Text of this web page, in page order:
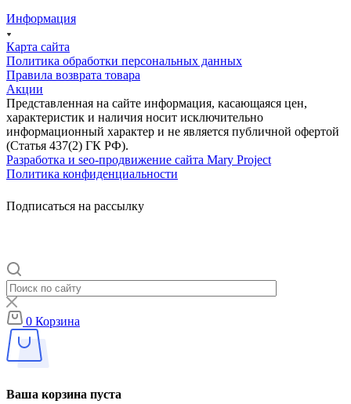
Информация
Карта сайта
Политика обработки персональных данных
Правила возврата товара
Акции
Представленная на сайте информация, касающаяся цен,
характеристик и наличия носит исключительно
информационный характер и не является публичной офертой
(Статья 437(2) ГК РФ).
Разработка и seo-продвижение сайта Mary Project
Политика конфиденциальности
Подписаться на рассылку
0 Корзина
Ваша корзина пуста